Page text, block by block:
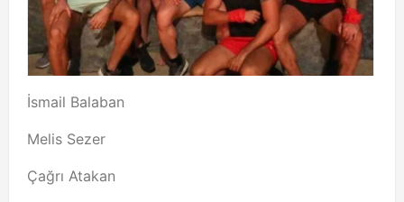
İsmail Balaban
Melis Sezer
Çağrı Atakan